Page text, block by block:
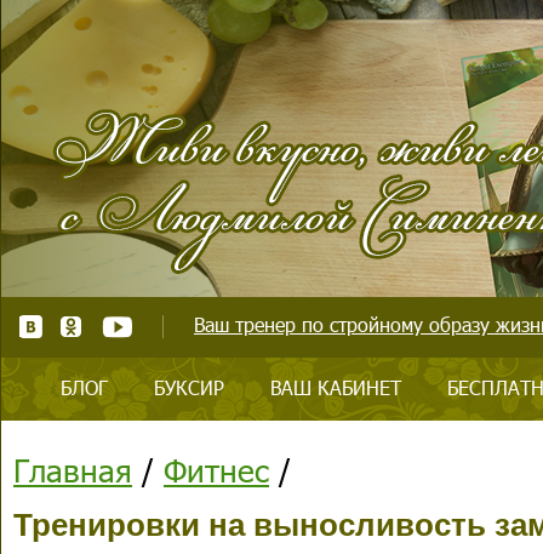
Ваш тренер по стройному образу
БЛОГ БУКСИР ВАШ КАБИНЕТ
Главная / Фитнес /
Тренировки на выносливость